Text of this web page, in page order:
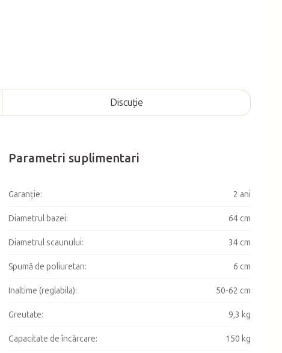
Discuţie
Parametri suplimentari
Garanţie: 2 ani
Diametrul bazei: 64 cm
Diametrul scaunului: 34 cm
Spumă de poliuretan: 6 cm
Inaltime (reglabila): 50-62 cm
Greutate: 9,3 kg
Capacitate de încărcare: 150 kg